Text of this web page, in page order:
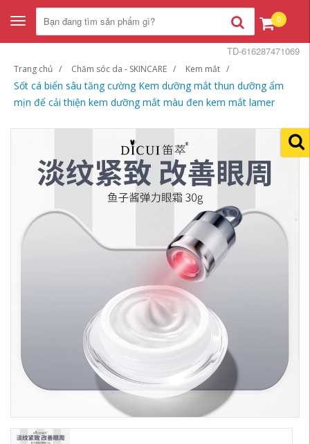
Toggle
navigation
0
Trang chủ Chăm sóc da - SKINCARE Kem mắt
Sốt cá biển sâu tăng cường Kem dưỡng mắt thun dưỡng ẩm
mịn để cải thiện kem dưỡng mắt màu đen kem mắt lamer
TD-616287471069